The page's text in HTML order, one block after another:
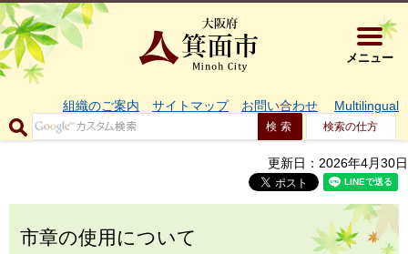
大阪府箕
メニュー
組織のご案内 サイトマップ お問い合わせ Multilingual
検索の仕方
更新日：2026年4月30日
市章の使用について